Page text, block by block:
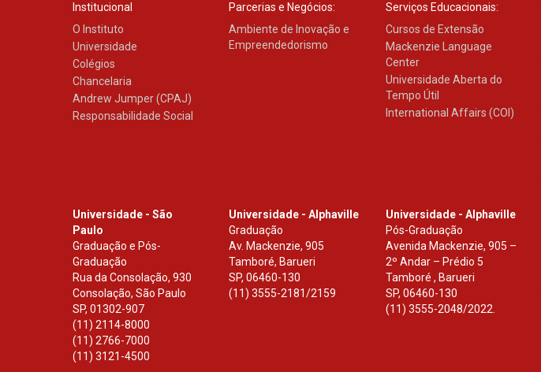
Institucional
O Instituto
Universidade
Colégios
Chancelaria
Andrew Jumper (CPAJ)
Responsabilidade Social
Parcerias e Negócios:
Ambiente de Inovação e
Empreendedorismo
Serviços Educacionais:
Cursos de Extensão
Mackenzie Language
Center
Universidade Aberta do
Tempo Útil
International Affairs (COI)
Universidade - São
Paulo
Graduação e Pós-
Graduação
Rua da Consolação, 930
Consolação, São Paulo
SP, 01302-907
(11) 2114-8000
(11) 2766-7000
(11) 3121-4500
Universidade - Alphaville
Graduação
Av. Mackenzie, 905
Tamboré, Barueri
SP,06460-130
(11) 3555-2181/2159
Universidade - Alphaville
Pós-Graduação
Avenida Mackenzie, 905 –
2º Andar – Prédio 5
Tamboré , Barueri
SP, 06460-130
(11) 3555-2048/2022.